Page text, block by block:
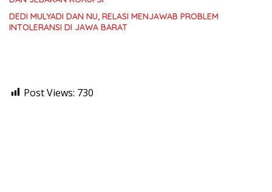
DEDI MULYADI DAN NU, RELASI MENJAWAB PROBLEM
INTOLERANSI DI JAWA BARAT
Post Views: 730